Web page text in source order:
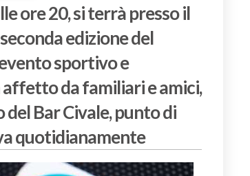
ore 20, si terrà presso il
edizione del
sportivo e
da familiari e amici,
Bar Civale, punto di
quotidianamente